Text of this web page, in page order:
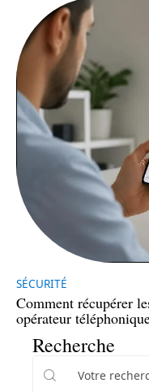
SÉCURITÉ
Comment récupérer
opérateur
Recherche